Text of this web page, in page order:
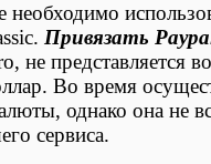
необходимо
Привязать
не представляется
Во время
однако она
сервиса.